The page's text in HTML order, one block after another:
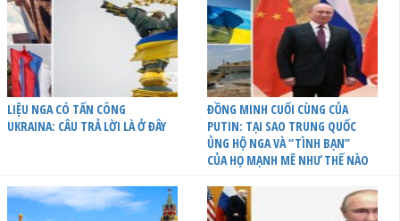
LIỆU NGA CÓ TẤN CÔNG
UKRAINA: CÂU TRẢ LỜI LÀ Ở ĐÂY
ĐỒNG MINH CUỐI CÙNG CỦA
PUTIN: TẠI SAO TRUNG QUỐC
ỦNG HỘ NGA VÀ “TÌNH BẠN”
CỦA HỌ MẠNH MẼ NHƯ THẾ NÀO